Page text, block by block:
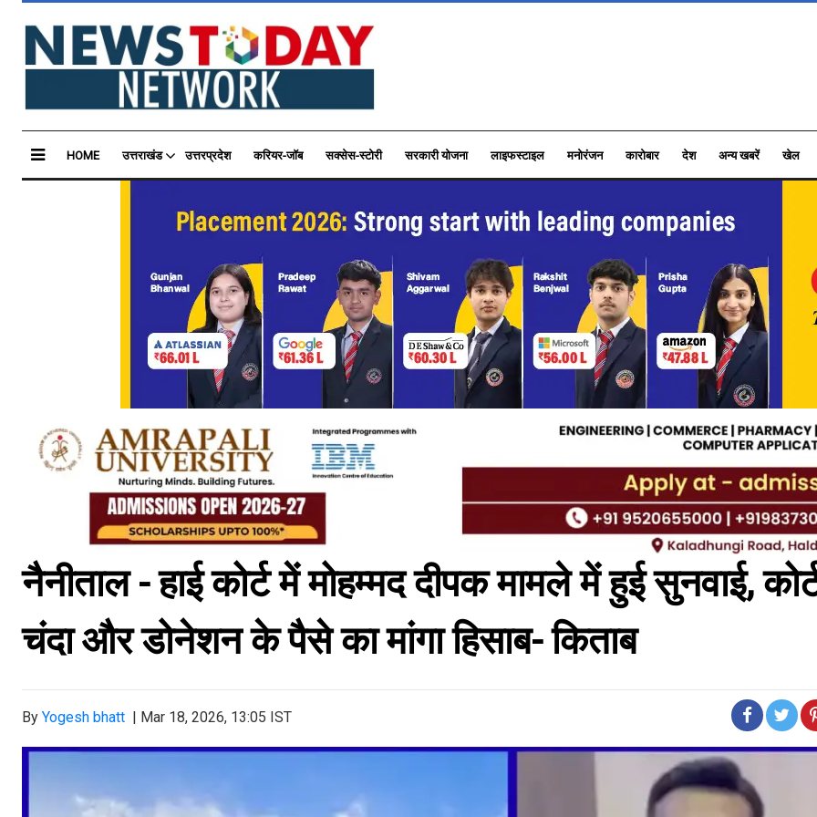
HOME उत्तराखंड उत्तरप्रदेश करियर-जॉब सक्सेस-स्टोरी सरकारी योजना लाइफस्टाइल मनोरंजन कारोबार देश अन्य खबरें खेल
नैनीताल - हाई कोर्ट में मोहम्मद दीपक मामले में हुई सुनवाई,
चंदा और डोनेशन के पैसे का मांगा हिसाब- किताब
By Yogesh bhatt | Mar 18, 2026, 13:05 IST